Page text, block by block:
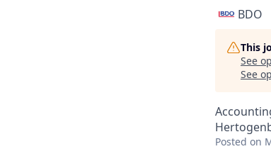
BDO
This
See
See
Posted on